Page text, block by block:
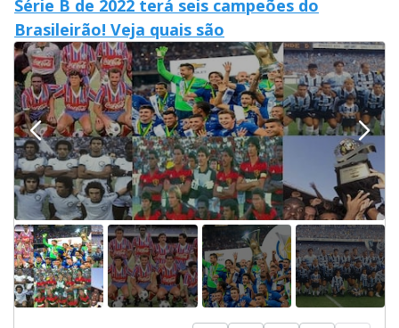
Série B de 2022 terá seis campeões do
Brasileirão! Veja quais são